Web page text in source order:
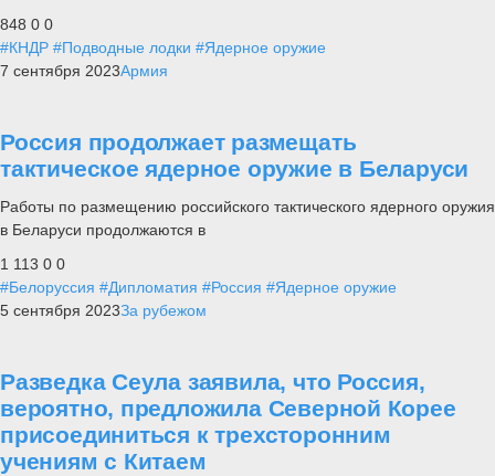
848 0 0
#КНДР #Подводные лодки #Ядерное оружие
7 сентября 2023Армия
Россия продолжает размещать
тактическое ядерное оружие в Беларуси
Работы по размещению российского тактического ядерного оружия
в Беларуси продолжаются в
1 113 0 0
#Белоруссия #Дипломатия #Россия #Ядерное оружие
5 сентября 2023За рубежом
Разведка Сеула заявила, что Россия,
вероятно, предложила Северной Корее
присоединиться к трехсторонним
учениям с Китаем